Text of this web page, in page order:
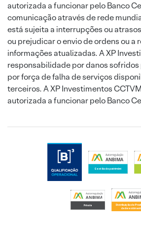
autorizada a funcionar pelo Banco
comunicação através de rede
está sujeita a interrupções ou
ou prejudicar o envio de ordens ou a
informações atualizadas. A XP
responsabilidade por danos sofridos
por força de falha de serviços
terceiros. A XP Investimentos
autorizada a funcionar pelo Banco